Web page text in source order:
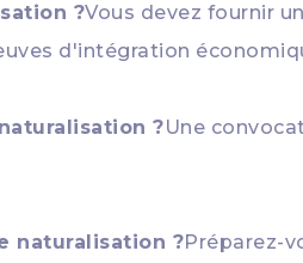
?Vous devez fournir
d'intégration
?Une
naturalisation ?Préparez-